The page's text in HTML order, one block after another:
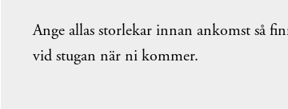
Ange allas storlekar innan ankomst så
vid stugan när ni kommer.